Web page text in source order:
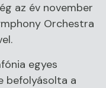
az év november
Orchestra
egyes
befolyásolta a